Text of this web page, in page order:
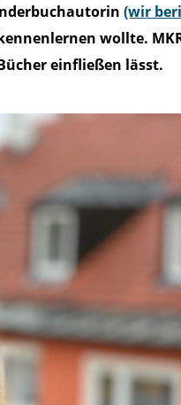
(wir
wollte.
einfließen lässt.